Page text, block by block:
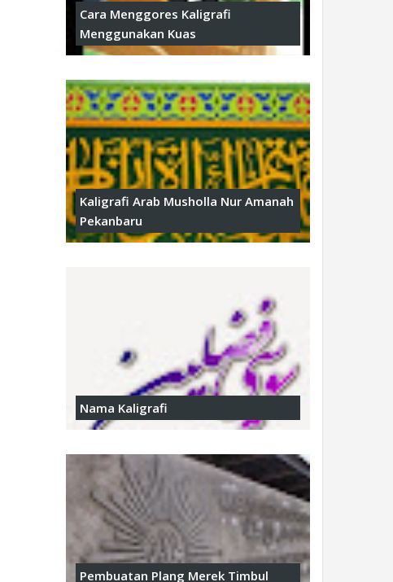
Cara Menggores Kaligrafi
Menggunakan Kuas
Kaligrafi Arab Musholla Nur Amanah
Pekanbaru
Nama Kaligrafi
Pembuatan Plang Merek Timbul